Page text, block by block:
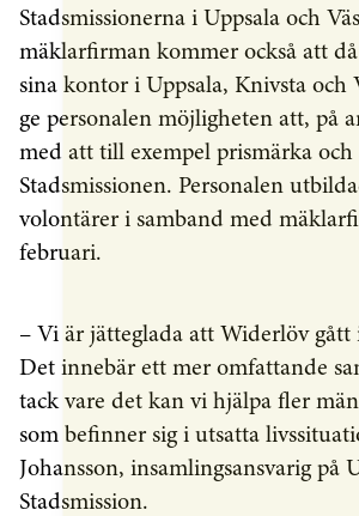
Stadsmissionerna i Uppsala och
mäklarfirman kommer också att
sina kontor i Uppsala, Knivsta och
ge personalen möjligheten att, på
med att till exempel prismärka
Stadsmissionen. Personalen
volontärer i samband med
februari.
– Vi är jätteglada att Widerlöv gått
Det innebär ett mer omfattande
tack vare det kan vi hjälpa fler
som befinner sig i utsatta
Johansson, insamlingsansvarig på
Stadsmission.